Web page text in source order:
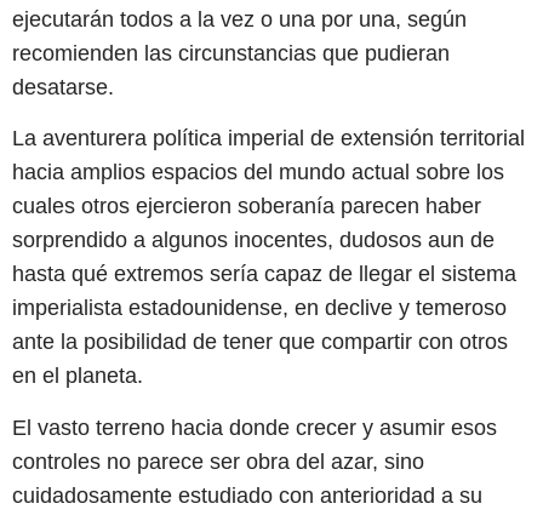
ejecutarán todos a la vez o una por una, según
recomienden las circunstancias que pudieran
desatarse.
La aventurera política imperial de extensión territorial
hacia amplios espacios del mundo actual sobre los
cuales otros ejercieron soberanía parecen haber
sorprendido a algunos inocentes, dudosos aun de
hasta qué extremos sería capaz de llegar el sistema
imperialista estadounidense, en declive y temeroso
ante la posibilidad de tener que compartir con otros
en el planeta.
El vasto terreno hacia donde crecer y asumir esos
controles no parece ser obra del azar, sino
cuidadosamente estudiado con anterioridad a su